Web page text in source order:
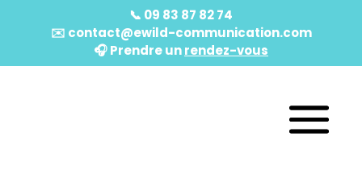
📞 09 83 87 82 74
✉️ contact@ewild-communication.com
🎧️ Prendre unrendez-vous